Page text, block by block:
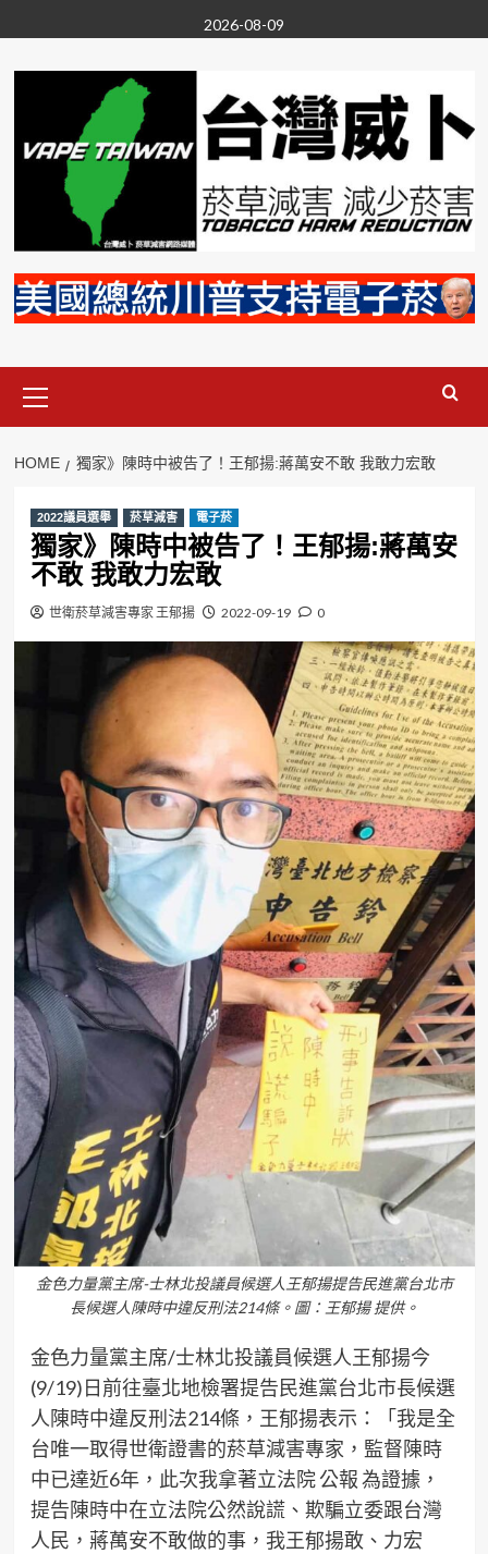
to
content
2026-08-09
Menu
HOME 獨家》陳時中被告了！王郁揚:蔣萬安不敢 我敢力宏敢
2022議員選舉 菸草減害 電子菸
獨家》陳時中被告了！王郁揚:蔣萬安
不敢 我敢力宏敢
世衛菸草減害專家 王郁揚 2022-09-19 0
金色力量黨主席-士林北投議員候選人王郁揚提告民進黨台北市
長候選人陳時中違反刑法214條。圖：王郁揚 提供。
金色力量黨主席/士林北投議員候選人王郁揚今
(9/19)日前往臺北地檢署提告民進黨台北市長候選
人陳時中違反刑法214條，王郁揚表示：「我是全
台唯一取得世衛證書的菸草減害專家，監督陳時
中已達近6年，此次我拿著立法院 公報 為證據，
提告陳時中在立法院公然說謊、欺騙立委跟台灣
人民，蔣萬安不敢做的事，我王郁揚敢、力宏